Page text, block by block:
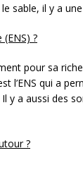
sable, il y a
?
pour sa
l’ENS qui a
y a aussi des
?